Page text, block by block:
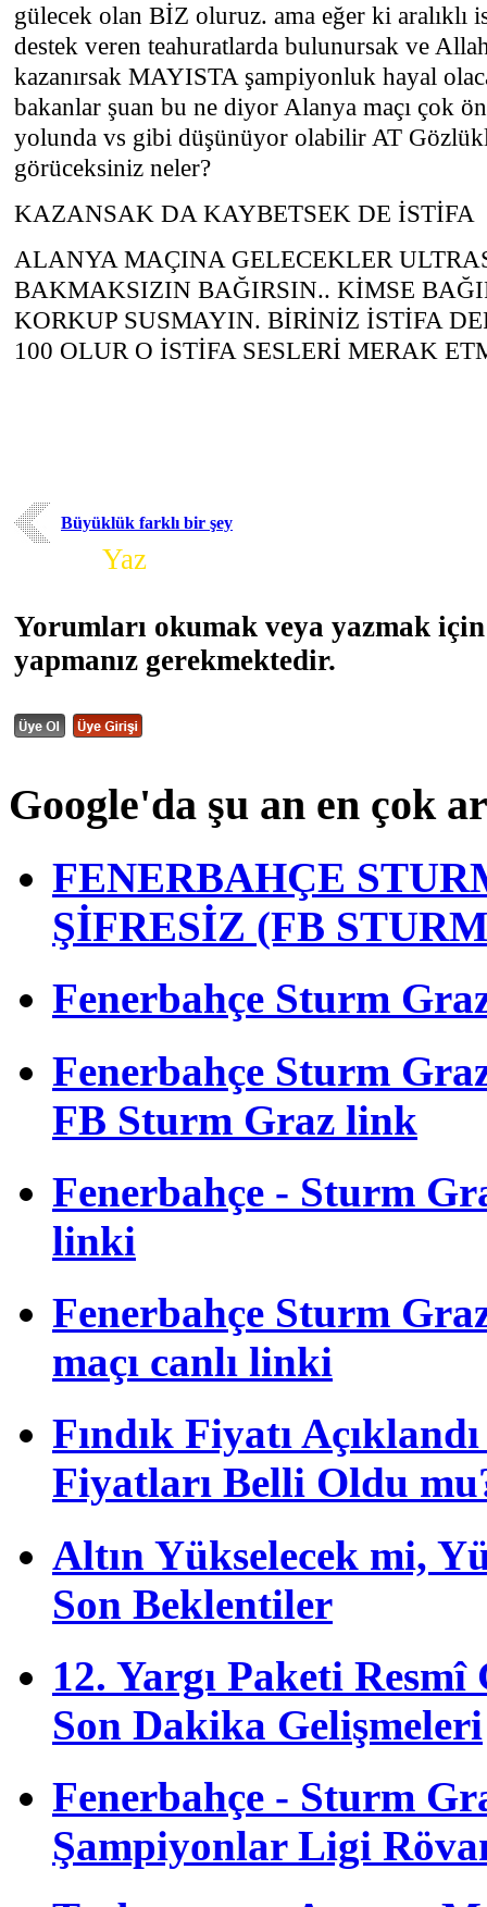
gülecek olan BİZ oluruz. ama eğer ki aralıklı
destek veren teahuratlarda bulunursak ve
kazanırsak MAYISTA şampiyonluk hayal
bakanlar şuan bu ne diyor Alanya maçı çok
yolunda vs gibi düşünüyor olabilir AT
görüceksiniz neler?
KAZANSAK DA KAYBETSEK DE İSTİFA
ALANYA MAÇINA GELECEKLER
BAKMAKSIZIN BAĞIRSIN.. KİMSE
KORKUP SUSMAYIN. BİRİNİZ İSTİFA
100 OLUR O İSTİFA SESLERİ MERAK
Büyüklük farklı bir şey
Yaz
Yorumları okumak veya yazmak
yapmanız gerekmektedir.
Google'da şu an en çok
FENERBAHÇE
ŞİFRESİZ (FB
Fenerbahçe Sturm
Fenerbahçe Sturm
FB Sturm Graz link
Fenerbahçe - Sturm
linki
Fenerbahçe Sturm
maçı canlı linki
Fındık Fiyatı
Fiyatları Belli Oldu
Altın Yükselecek mi,
Son Beklentiler
12. Yargı Paketi Resmî
Son Dakika Gelişmeleri
Fenerbahçe - Sturm
Şampiyonlar Ligi